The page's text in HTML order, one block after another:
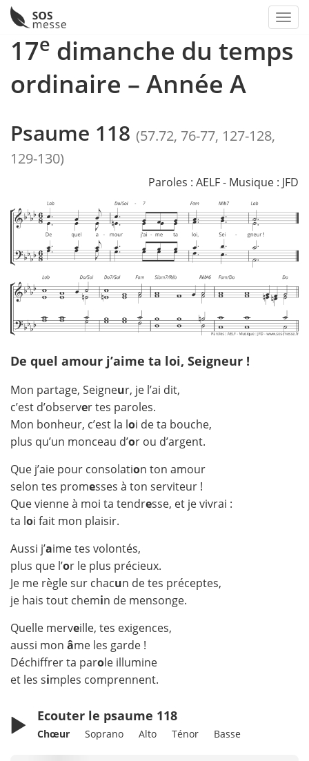
Skip17e dimanche du temps
ordinaire – Année A
Psaume 118 (57.72, 76-77, 127-128,
129-130)
Paroles : AELF - Musique : JFD
De quel amour j’aime ta loi, Seigneur !
Mon partage, Seigneur, je l’ai dit,
c’est d’observer tes paroles.
Mon bonheur, c’est la loi de ta bouche,
plus qu’un monceau d’or ou d’argent.
Que j’aie pour consolation ton amour
selon tes promesses à ton serviteur !
Que vienne à moi ta tendresse, et je vivrai :
ta loi fait mon plaisir.
Aussi j’aime tes volontés,
plus que l’or le plus précieux.
Je me règle sur chacun de tes préceptes,
je hais tout chemin de mensonge.
Quelle merveille, tes exigences,
aussi mon âme les garde !
Déchiffrer ta parole illumine
et les simples comprennent.
Ecouter le psaume 118
Chœur Soprano Alto Ténor Basse